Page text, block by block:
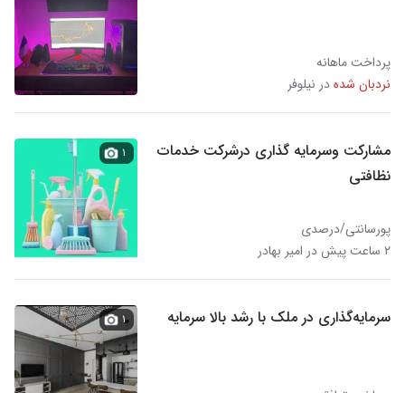
پرداخت ماهانه
نردبان شدهدر نیلوفر
مشارکت وسرمایه گذاری درشرکت خدمات
نظافتی
پورسانتی/درصدی
۲ ساعت پیش در امیر بهادر
۱
سرمایه‌گذاری در ملک با رشد بالا سرمایه ۱